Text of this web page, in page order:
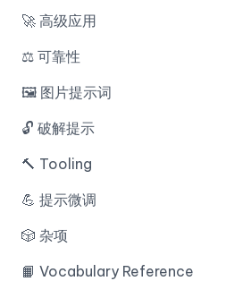
🟢 学习提示嵌入
🟢 组合提示
🟢 规范化提示
🟢 聊天机器人基础
🟢 更多关于提示过程
🟢 Giving Instructions
🟢 写邮件
🟢 博客
🟢 Emoji
🟢 处理合同
🟢 合同
🟢 不同的书写风格
🟢 零样本思维链
🟦 自洽性
🟦 知识生成
Content
🟦 Revisiting Roles
🟢 提示的关键要素
🟢 多项选择题
🟢 解答讨论性问题
🟢 用GPT-3构建ChatGPT
🟢 聊天机器人 + 知识库
🚀 高级应用
🟦 LLMs使用工具
🟦 具有推理和行动能力的LLMs
🟦 代码推理
⚖️ 可靠性
🟢 介绍
🟢 提示去偏差
🟦 提示多样性
🟦 Prompt Ensembling
🖼️ 图片提示词
🟢 介绍
🟢 样式修饰符
🟢 质量增强器
🟢 重复
🔓 破解提示
🟢 Introduction
🟢 提示注入
🟢 提示泄漏
🟢 越狱
🔨 Tooling
Prompt Engineering Tools
Prompt Engineering IDEs
🟢 Introduction
💪 提示微调
软提示
可解释的软提示
🎲 杂项
🟢 检测的欺骗
📙 Vocabulary Reference